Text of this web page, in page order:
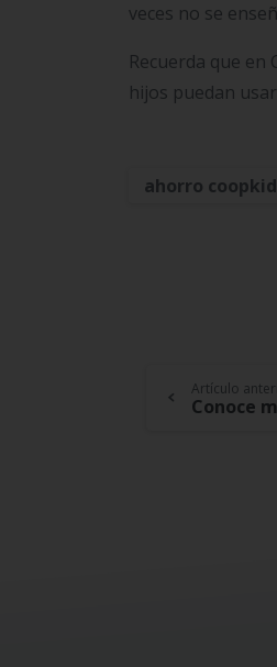
veces no se
Recuerda que
hijos puedan
ahorro
Artículo